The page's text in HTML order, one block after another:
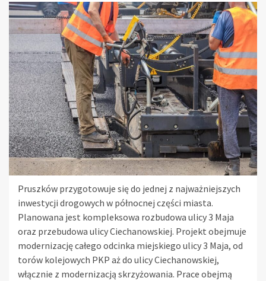
Pruszków przygotowuje się do jednej z najważniejszych
inwestycji drogowych w północnej części miasta.
Planowana jest kompleksowa rozbudowa ulicy 3 Maja
oraz przebudowa ulicy Ciechanowskiej. Projekt obejmuje
modernizację całego odcinka miejskiego ulicy 3 Maja, od
torów kolejowych PKP aż do ulicy Ciechanowskiej,
włącznie z modernizacją skrzyżowania. Prace obejmą